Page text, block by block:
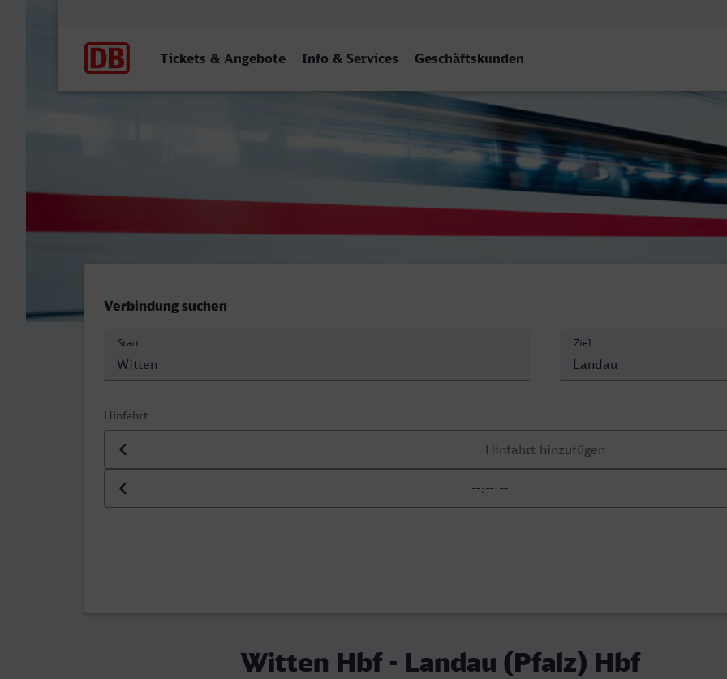
Tickets & Angebote Info & Services Geschäftskunden
Witten Hbf - Landau (Pfalz) Hbf
Verbindung suchen
Start Ziel
Hinfahrt
Datum der Hinfahrt
Uhrzeit der Hinfahrt
Witten Hbf - Landau (Pfalz) Hbf